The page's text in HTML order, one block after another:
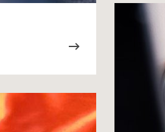
/
KONTAKTDATEN